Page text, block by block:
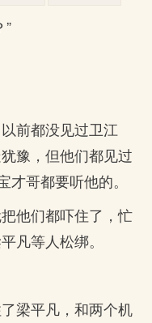
前都没见过卫江
豫，但他们都见过
才哥都要听他的。
他们都吓住了，忙
凡等人松绑。
梁平凡，和两个机